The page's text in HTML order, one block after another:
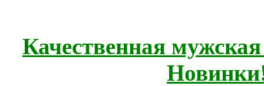
Качественная